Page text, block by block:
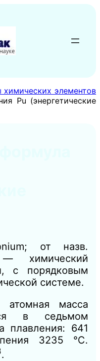
элементов
Pu (энергетические
от назв.
химический
с порядковым
системе.
масса
в седьмом
плавления: 641
3235 °C.
.